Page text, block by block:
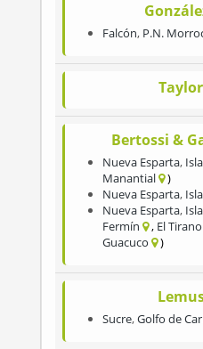
Falcón, P.N.
Bertossi &
Nueva Esparta,
Manantial
Nueva Esparta,
Nueva Esparta,
Fermín
El Tirano
Guacuco
Sucre,Golfo de